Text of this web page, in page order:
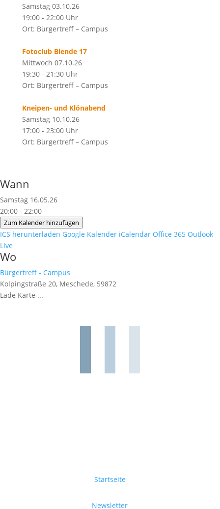
Samstag 03.10.26
19:00 - 22:00 Uhr
Ort: Bürgertreff – Campus
Fotoclub Blende 17
Mittwoch 07.10.26
19:30 - 21:30 Uhr
Ort: Bürgertreff – Campus
Kneipen- und Klönabend
Samstag 10.10.26
17:00 - 23:00 Uhr
Ort: Bürgertreff – Campus
Wann
Samstag 16.05.26
20:00 - 22:00
Zum Kalender hinzufügen
ICS herunterladen Google Kalender iCalendar Office 365 Outlook
Live
Wo
Bürgertreff - Campus
Kolpingstraße 20, Meschede, 59872
Lade Karte ...
Startseite
Newsletter